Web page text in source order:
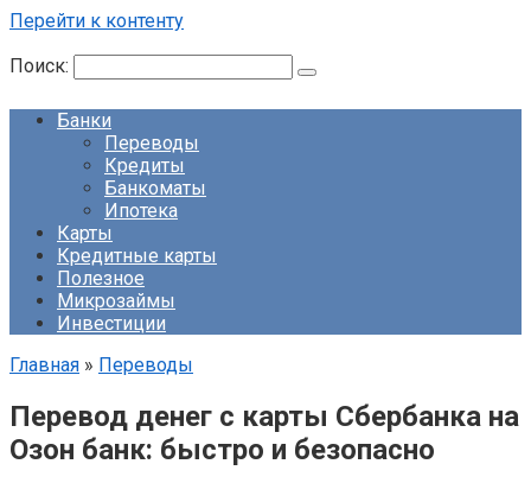
Перейти к контенту
Поиск:
Банки
Переводы
Кредиты
Банкоматы
Ипотека
Карты
Кредитные карты
Полезное
Микрозаймы
Инвестиции
Главная » Переводы
Перевод денег с карты Сбербанка на
Озон банк: быстро и безопасно